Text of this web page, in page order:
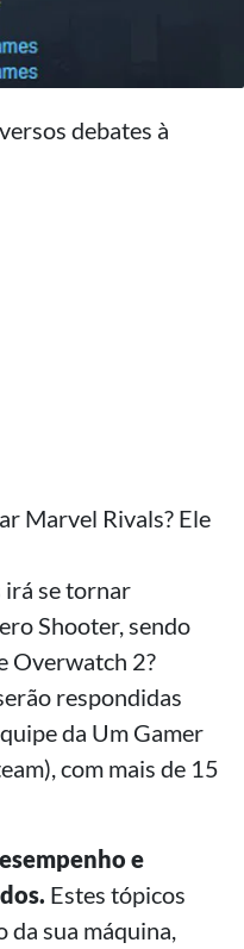
debates à
Marvel Rivals? Ele
irá se tornar
Shooter, sendo
Overwatch 2?
respondidas
da Um Gamer
com mais de 15
e
Estes tópicos
sua máquina,